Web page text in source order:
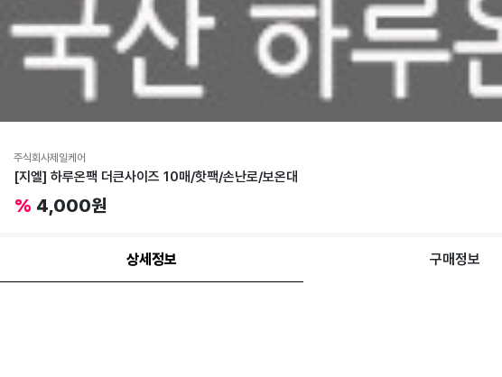
주식회사제일케어
[지엘] 하루온팩 더큰사이즈 10매/핫팩/손난로/보온대
% 4,000원
상세정보 구매정보